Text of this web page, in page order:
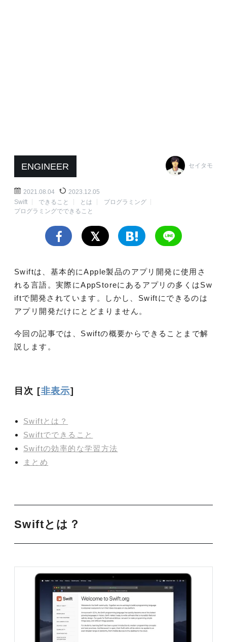
ENGINEER セイタモ
2021.08.04
2023.12.05
Swift
できること とは
プログラミング
プログラミングでできること
Swiftは、基本的にApple製品のアプリ開発に使用さ
れる言語。実際にAppStoreにあるアプリの多くはSw
iftで開発されています。しかし、Swiftにできるのは
アプリ開発だけにとどまりません。
今回の記事では、Swiftの概要からできることまで解
説します。
目次 [非表示]
Swiftとは？
Swiftでできること
Swiftの効率的な学習方法
まとめ
Swiftとは？